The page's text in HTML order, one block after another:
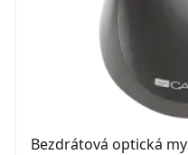
Bezdrátová optická